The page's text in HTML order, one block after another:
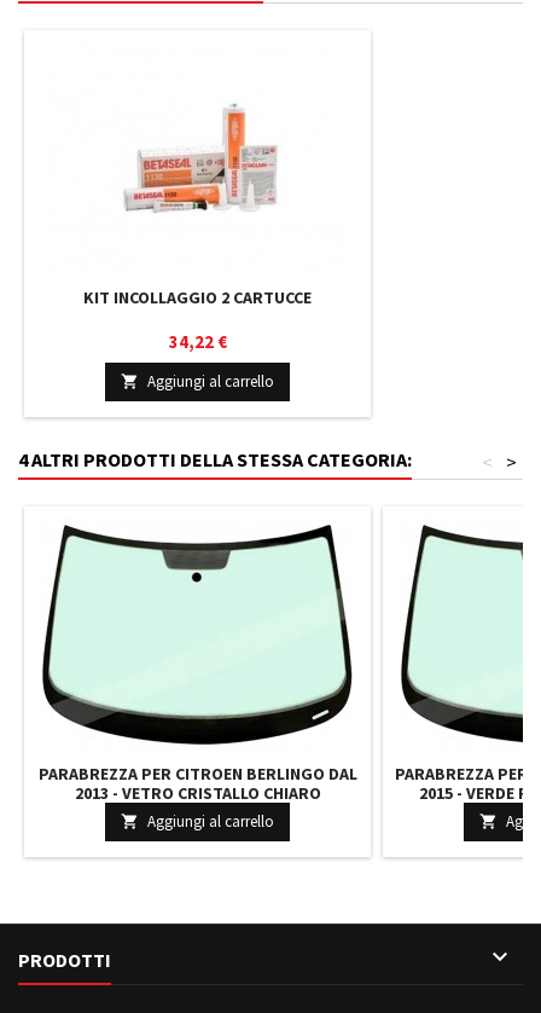
KIT INCOLLAGGIO 2 CARTUCCE
Prezzo
34,22 €
 Aggiungi al carrello
4 ALTRI PRODOTTI DELLA STESSA CATEGORIA: >
<
PARABREZZA PER CITROEN BERLINGO DAL
2013 - VETRO CRISTALLO CHIARO
COATIZZATO INCAPSULATO CON BASETTA
RETR. 2741ACCMVZ2P 8116QV
 Aggiungi al carrello
PARABREZZA PER
2015 - VERDE
INCAPSULATO

PRODOTTI 